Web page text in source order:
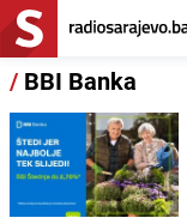
/ BBI Banka